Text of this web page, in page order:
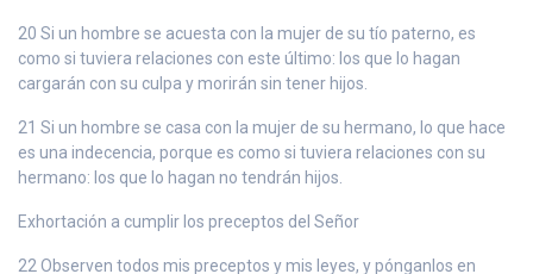
20 Si un hombre se acuesta con la mujer de su tío paterno, es
como si tuviera relaciones con este último: los que lo hagan
cargarán con su culpa y morirán sin tener hijos.
21 Si un hombre se casa con la mujer de su hermano, lo que hace
es una indecencia, porque es como si tuviera relaciones con su
hermano: los que lo hagan no tendrán hijos.
Exhortación a cumplir los preceptos del Señor
22 Observen todos mis preceptos y mis leyes, y pónganlos en